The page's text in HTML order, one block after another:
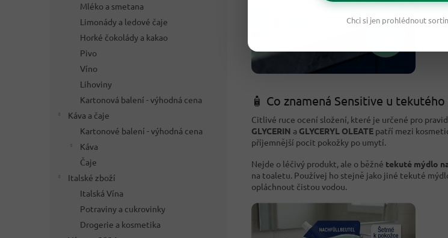
Chci si jen
Mléko a smetana
Limonády a ledové čaje
Horké čokolády a kakao
Pivo
Víno
Lihoviny
Kartonová balení - výhodná cena
Káva a čaje
Kartonové balení - výhodná cena
Káva
Čaje
Italské zboží
Italská Vína
Potraviny a cukrovinky
Drogerie a kosmetika
🧴 Co znamená Sensitive u tekutého
Citlivé ruce ocení složení, které je určené pro
GLYCERIN a GLYCERYL OLEATE patří mezi
příjemnější pocit pokožky po umytí.
Nejde o léčivý produkt, ale o běžné tekuté mýdlo
na toaletu. Používej ho stejně jako jiné tekuté
opláchnout čistou vodou.